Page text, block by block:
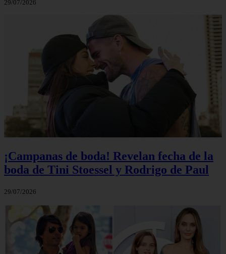
29/07/2026
¡Campanas de boda! Revelan fecha de la
boda de Tini Stoessel y Rodrigo de Paul
29/07/2026